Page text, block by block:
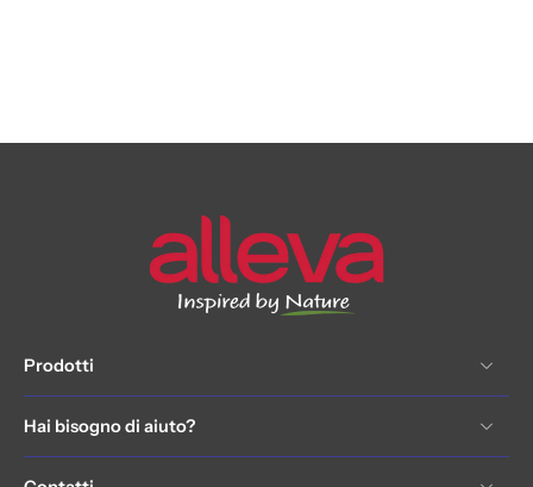
Prodotti
Hai bisogno di aiuto?